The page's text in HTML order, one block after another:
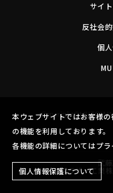
サイ
反社会
個
Copyright©MUTOH
本ウェブサイトではお客様
の機能を利用しております。
各機能の詳細についてはプラ
個人情報保護について
武
ブラザー工業